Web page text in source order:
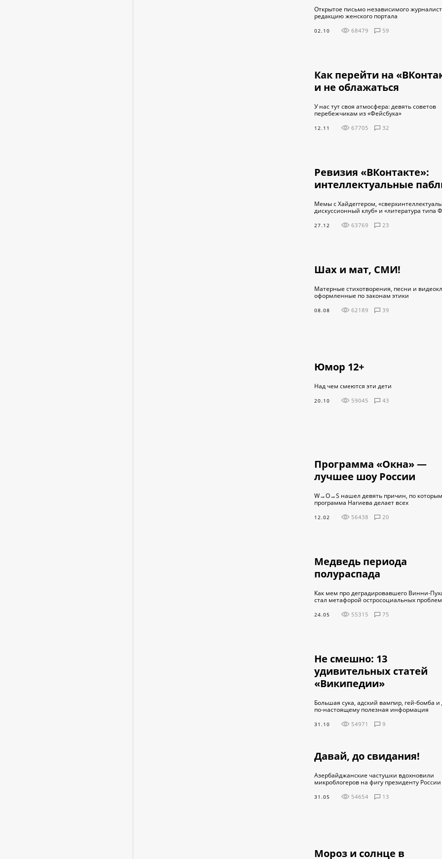
Открытое письмо независимого
редакцию женского портала
02.10 68479 59
Как перейти на
и не облажаться
У нас тут своя атмосфера: девять советов
перебежчикам из «Фейсбука»
12.11 67705 32
Ревизия «ВКонтакте»:
интеллектуальные
Мемы с Хайдеггером,
дискуссионный клуб» и «литература типа
27.12 63769 23
Шах и мат, СМИ!
Матерные стихотворения, песни и
оформленные по законам этики
08.08 62189 39
Юмор 12+
Над чем смеются эти дети
20.10 59045 43
Программа «Окна» —
лучшее шоу России
W→O→S нашел девять причин, по которым
программа Нагиева делает всех
12.02 56438 20
Медведь периода
полураспада
Как мем про деградировавшего Винни-
стал метафорой остросоциальных
24.05 55315 75
Не смешно: 13
удивительных статей
«Википедии»
Большая сука, адский вампир, гей-бомба и
по-настоящему полезная информация
31.10 54971 9
Давай, до свидания!
Азербайджанские частушки вдохновили
микроблогеров на фигу президенту России
31.05 54654 13
Мороз и солнце в